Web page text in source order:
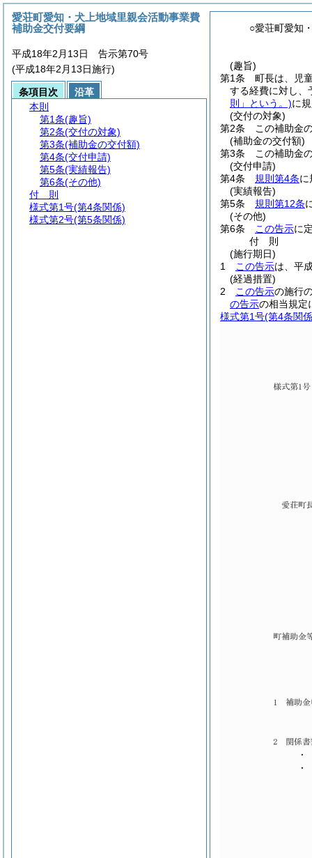
○愛荘町愛知
(趣旨)
第1条
町長は、児
する経費に対し、
則」という。)に
(交付の対象)
第2条
この補助金
(補助金の交付額)
第3条
この補助金
(交付申請)
第4条
規則第4条に
(実績報告)
第5条
規則第12条
(その他)
第6条
この告示に
付 則
(施行期日)
1
この告示は、平
(経過措置)
2
この告示の施行
の告示の相当規定
様式第1号(第4条関
愛荘町愛知・犬上地域里親会活動事業費
補助金交付要綱
平成18年2月13日 告示第70号
(平成18年2月13日施行)
条項目次
沿革
本則
第1条(趣旨)
第2条(交付の対象)
第3条(補助金の交付額)
第4条(交付申請)
第5条(実績報告)
第6条(その他)
付 則
様式第1号(第4条関係)
様式第2号(第5条関係)